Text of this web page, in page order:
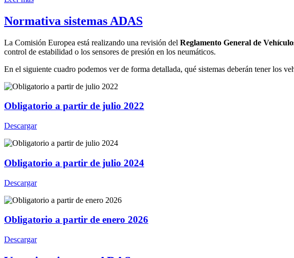
Normativa sistemas ADAS
La Comisión Europea está realizando una revisión delReglamento General de
control de estabilidad o los sensores de presión en los neumáticos.
En el siguiente cuadro podemos ver de forma detallada, qué sistemas deberán tener los
Obligatorio a partir de julio 2022
Descargar
Obligatorio a partir de julio 2024
Descargar
Obligatorio a partir de enero 2026
Descargar